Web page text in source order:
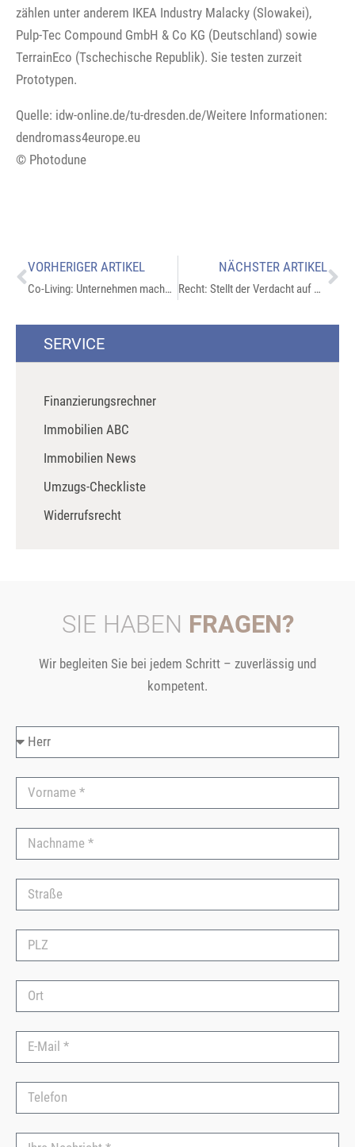
zählen unter anderem IKEA Industry Malacky (Slowakei),
Pulp-Tec Compound GmbH & Co KG (Deutschland) sowie
TerrainEco (Tschechische Republik). Sie testen zurzeit
Prototypen.
Quelle: idw-online.de/tu-dresden.de/Weitere Informationen:
dendromass4europe.eu
© Photodune
VORHERIGER ARTIKEL
Co-Living: Unternehmen machen Vor- und Nachteile aus
NÄCHSTER ARTIKEL
Recht: Stellt der Verdacht auf Altlasten bereits ein Mangel dar?
SERVICE
Finanzierungsrechner
Immobilien ABC
Immobilien News
Umzugs-Checkliste
Widerrufsrecht
SIE HABEN FRAGEN?
Wir begleiten Sie bei jedem Schritt – zuverlässig und
kompetent.